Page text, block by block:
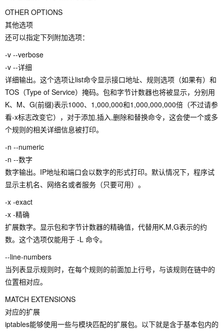
OTHER OPTIONS
其他选项
还可以指定下列附加选项：
-v --verbose
-v --详细
详细输出。这个选项让list命令显示接口地址、规则选项（如果有）和
TOS（Type of Service）掩码。包和字节计数器也将被显示，分别用
K、M、G(前缀)表示1000、1,000,000和1,000,000,000倍（不过请参
看-x标志改变它），对于添加,插入,删除和替换命令，这会使一个或多
个规则的相关详细信息被打印。
-n --numeric
-n --数字
数字输出。IP地址和端口会以数字的形式打印。默认情况下，程序试
显示主机名、网络名或者服务（只要可用）。
-x -exact
-x -精确
扩展数字。显示包和字节计数器的精确值，代替用K,M,G表示的约
数。这个选项仅能用于 -L 命令。
--line-numbers
当列表显示规则时，在每个规则的前面加上行号，与该规则在链中的
位置相对应。
MATCH EXTENSIONS
对应的扩展
iptables能够使用一些与模块匹配的扩展包。以下就是含于基本包内的